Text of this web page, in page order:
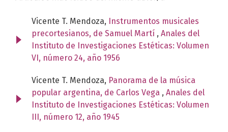
Vicente T. Mendoza, Instrumentos musicales
precortesianos, de Samuel Martí , Anales del
Instituto de Investigaciones Estéticas: Volumen
VI, número 24, año 1956
Vicente T. Mendoza, Panorama de la música
popular argentina, de Carlos Vega , Anales del
Instituto de Investigaciones Estéticas: Volumen
III, número 12, año 1945